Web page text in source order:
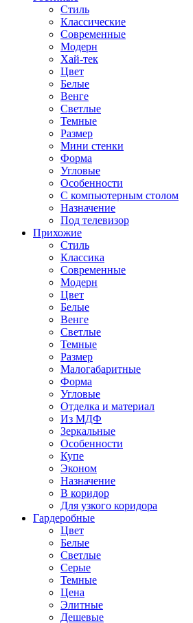
Стиль
Классические
Современные
Модерн
Хай-тек
Цвет
Белые
Венге
Светлые
Темные
Размер
Мини стенки
Форма
Угловые
Особенности
С компьютерным столом
Назначение
Под телевизор
Прихожие
Стиль
Классика
Современные
Модерн
Цвет
Белые
Венге
Светлые
Темные
Размер
Малогабаритные
Форма
Угловые
Отделка и материал
Из МДФ
Зеркальные
Особенности
Купе
Эконом
Назначение
В коридор
Для узкого коридора
Гардеробные
Цвет
Белые
Светлые
Серые
Темные
Цена
Элитные
Дешевые